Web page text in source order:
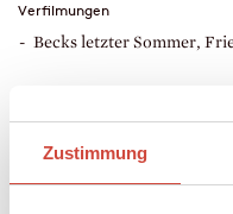
Zustimmung
Verfilmungen
Becks letzter Sommer,
Claudio Armbruster / ZDF, Mainz